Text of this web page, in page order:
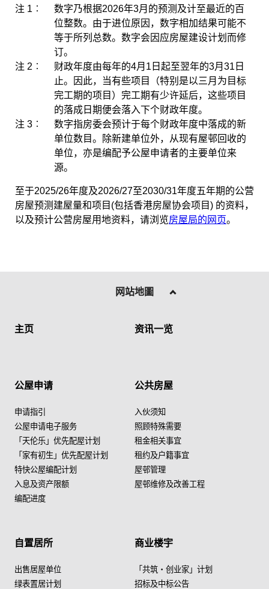
注 1︰
数字乃根据2026年3月的预测及计至最近的百
位整数。由于进位原因，数字相加结果可能不
等于所列总数。数字会因应房屋建设计划而修
订。
注 2︰
财政年度由每年的4月1日起至翌年的3月31日
止。因此，当有些项目（特别是以三月为目标
完工期的项目）完工期有少许延后，这些项目
的落成日期便会落入下个财政年度。
注 3︰
数字指房委会预计于每个财政年度中落成的新
单位数目。除新建单位外，从现有屋邨回收的
单位，亦是编配予公屋申请者的主要单位来
源。
至于2025/26年度及2026/27至2030/31年度五年期的公营
房屋预测建屋量和项目(包括香港房屋协会项目) 的资料，
以及预计公营房屋用地资料，请浏览房屋局的网页。
网站地圖
主页 资讯一览
公屋申请
申请指引
公屋申请电子服务
「天伦乐」优先配屋计划
「家有初生」优先配屋计划
特快公屋编配计划
入息及资产限额
编配进度
公共房屋
入伙须知
照顾特殊需要
租金相关事宜
租约及户籍事宜
屋邨管理
屋邨维修及改善工程
自置居所
出售居屋单位
绿表置居计划
商业楼宇
「共筑・创业家」计划
招标及中标公告